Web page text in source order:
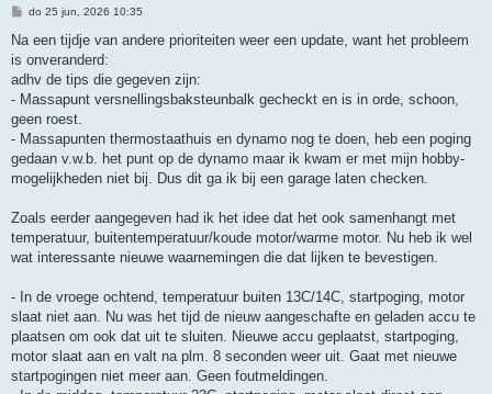
B
r
c
h
do 25 jun, 2026 10:35
Na een tijdje van andere prioriteiten weer een update, want het probleem
is onveranderd:
adhv de tips die gegeven zijn:
- Massapunt versnellingsbaksteunbalk gecheckt en is in orde, schoon,
geen roest.
- Massapunten thermostaathuis en dynamo nog te doen, heb een poging
gedaan v.w.b. het punt op de dynamo maar ik kwam er met mijn hobby-
mogelijkheden niet bij. Dus dit ga ik bij een garage laten checken.
Zoals eerder aangegeven had ik het idee dat het ook samenhangt met
temperatuur, buitentemperatuur/koude motor/warme motor. Nu heb ik wel
wat interessante nieuwe waarnemingen die dat lijken te bevestigen.
- In de vroege ochtend, temperatuur buiten 13C/14C, startpoging, motor
slaat niet aan. Nu was het tijd de nieuw aangeschafte en geladen accu te
plaatsen om ook dat uit te sluiten. Nieuwe accu geplaatst, startpoging,
motor slaat aan en valt na plm. 8 seconden weer uit. Gaat met nieuwe
startpogingen niet meer aan. Geen foutmeldingen.